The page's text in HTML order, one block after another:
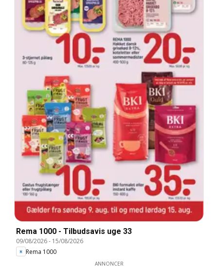
Rema 1000 - Tilbudsavis uge 33
09/08/2026- 15/08/2026
Rema 1000
ANNONCER